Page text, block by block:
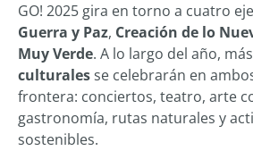
GO! 2025 gira en torno a cuatro
Guerra y Paz, Creación de lo
Muy Verde. A lo largo del año,
culturalesse celebrarán en
frontera: conciertos, teatro, arte
gastronomía, rutas naturales y
sostenibles.